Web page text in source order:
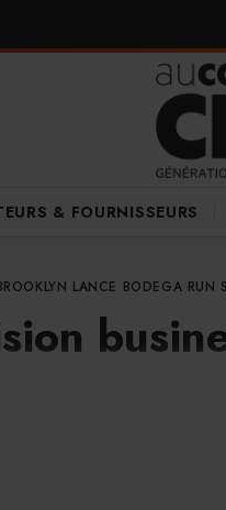
& FOURNISSEURS
LANCE BODEGA RUN